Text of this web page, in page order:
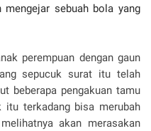
sebuah bola yang
perempuan dengan gaun
sepucuk surat itu telah
beberapa pengakuan tamu
terkadang bisa merubah
akan merasakan